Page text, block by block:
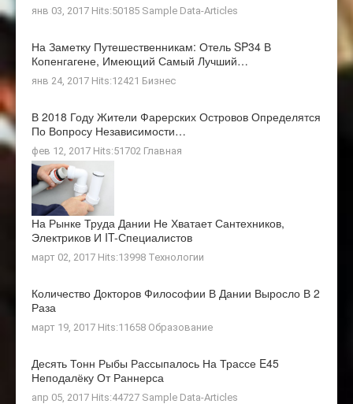
янв 03, 2017 Hits:50185 Sample Data-Articles
На Заметку Путешественникам: Отель SP34 В
Копенгагене, Имеющий Самый Лучший…
янв 24, 2017 Hits:12421 Бизнес
В 2018 Году Жители Фарерских Островов Определятся
По Вопросу Независимости…
фев 12, 2017 Hits:51702 Главная
На Рынке Труда Дании Не Хватает Сантехников,
Электриков И IT-Специалистов
март 02, 2017 Hits:13998 Технологии
Количество Докторов Философии В Дании Выросло В 2
Раза
март 19, 2017 Hits:11658 Образование
Десять Тонн Рыбы Рассыпалось На Трассе E45
Неподалёку От Раннерса
апр 05, 2017 Hits:44727 Sample Data-Articles